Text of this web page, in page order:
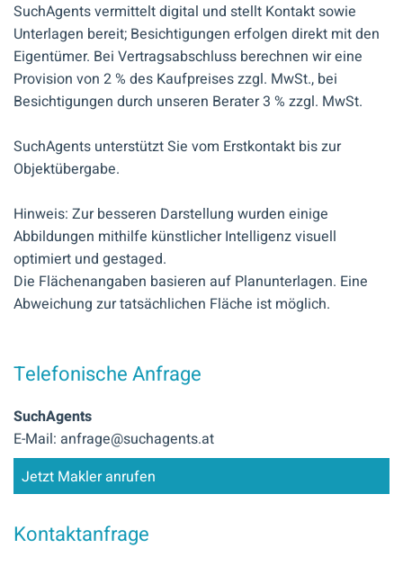
SuchAgents vermittelt digital und stellt Kontakt sowie
Unterlagen bereit; Besichtigungen erfolgen direkt mit den
Eigentümer. Bei Vertragsabschluss berechnen wir eine
Provision von 2 % des Kaufpreises zzgl. MwSt., bei
Besichtigungen durch unseren Berater 3 % zzgl. MwSt.
SuchAgents unterstützt Sie vom Erstkontakt bis zur
Objektübergabe.
Hinweis: Zur besseren Darstellung wurden einige
Abbildungen mithilfe künstlicher Intelligenz visuell
optimiert und gestaged.
Die Flächenangaben basieren auf Planunterlagen. Eine
Abweichung zur tatsächlichen Fläche ist möglich.
Telefonische Anfrage
SuchAgents
E-Mail: anfrage@suchagents.at
Jetzt Makler anrufen
Kontaktanfrage